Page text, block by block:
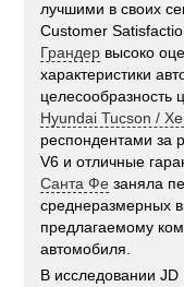
лучшими в своих
Customer
Грандер высоко
характеристики
целесообразность
Hyundai Tucson /
респондентами за
V6 и отличные
Санта Фе заняла
среднеразмерных
предлагаемому
автомобиля.
В исследовании JD